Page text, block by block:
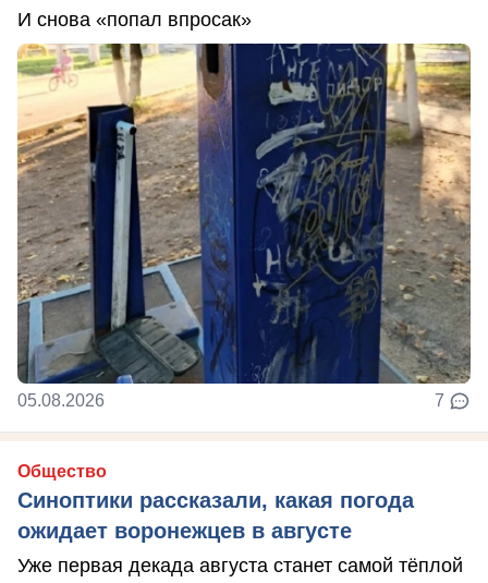
И снова «попал впросак»
05.08.2026 7
Общество
Синоптики рассказали, какая погода
ожидает воронежцев в августе
Уже первая декада августа станет самой тёплой